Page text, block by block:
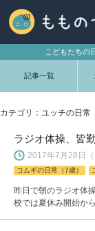
こどもたちの
記事一覧
カテゴリ：ユッチの日常
ラジオ体操、皆
2017年7月28日
コムギの日常（7歳）
昨日で朝のラジオ体
校では夏休み開始か